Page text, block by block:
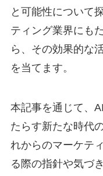
と可能性について
ティング業界にも
ら、その効果的な
を当てます。
本記事を通じて、
たらす新たな時代
れからのマーケテ
る際の指針や気づ